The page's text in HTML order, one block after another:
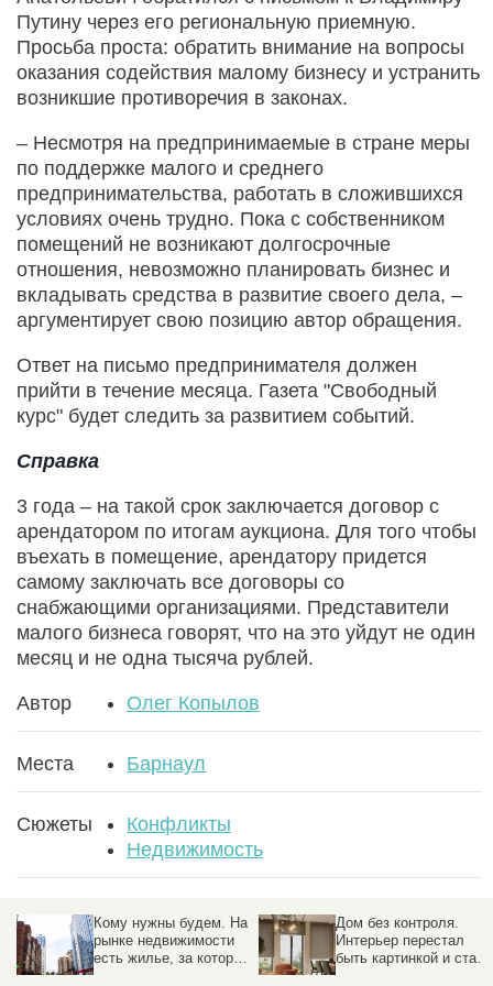
Путину через его региональную приемную.
Просьба проста: обратить внимание на вопросы
оказания содействия малому бизнесу и устранить
возникшие противоречия в законах.
– Несмотря на предпринимаемые в стране меры
по поддержке малого и среднего
предпринимательства, работать в сложившихся
условиях очень трудно. Пока с собственником
помещений не возникают долгосрочные
отношения, невозможно планировать бизнес и
вкладывать средства в развитие своего дела, –
аргументирует свою позицию автор обращения.
Ответ на письмо предпринимателя должен
прийти в течение месяца. Газета "Свободный
курс" будет следить за развитием событий.
Справка
3 года – на такой срок заключается договор с
арендатором по итогам аукциона. Для того чтобы
въехать в помещение, арендатору придется
самому заключать все договоры со
снабжающими организациями. Представители
малого бизнеса говорят, что на это уйдут не один
месяц и не одна тысяча рублей.
Автор Олег Копылов
Места Барнаул
Сюжеты
Конфликты
Недвижимость
будем. На
за которым
охота.
Дом без контроля.
Интерьер перестал
быть картинкой и стал
образом жизни
Долина
что